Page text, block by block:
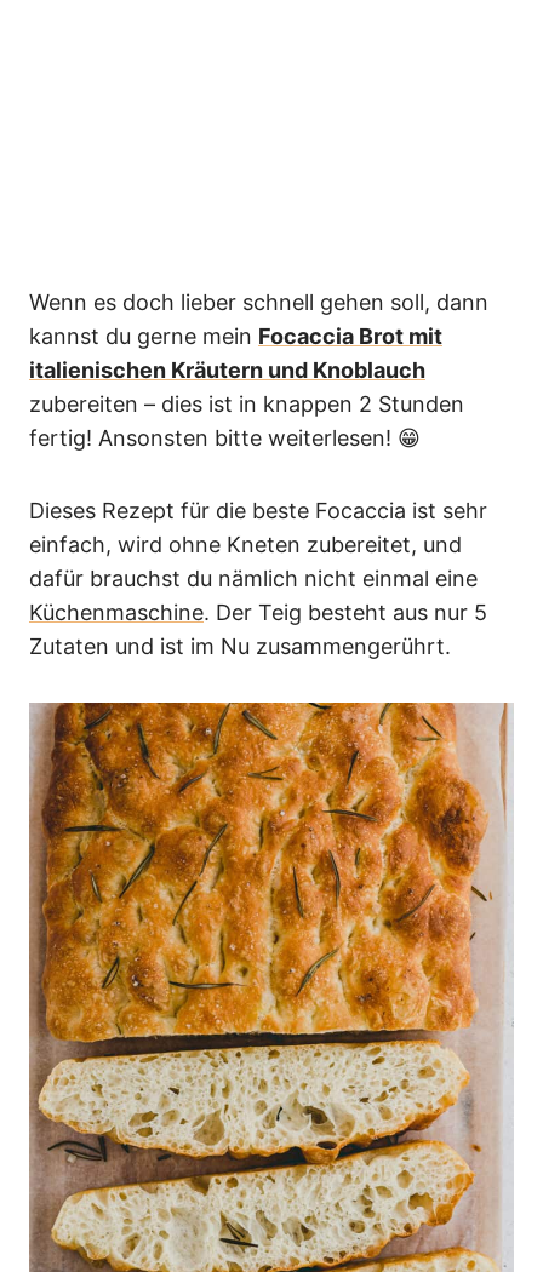
Wenn es doch lieber schnell gehen soll, dann
kannst du gerne mein Focaccia Brot mit
italienischen Kräutern und Knoblauch
zubereiten – dies ist in knappen 2 Stunden
fertig! Ansonsten bitte weiterlesen! 😁
Dieses Rezept für die beste Focaccia ist sehr
einfach, wird ohne Kneten zubereitet, und
dafür brauchst du nämlich nicht einmal eine
Küchenmaschine. Der Teig besteht aus nur 5
Zutaten und ist im Nu zusammengerührt.